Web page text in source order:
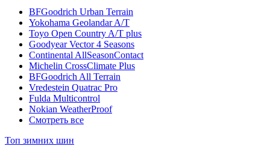
BFGoodrich Urban Terrain
Yokohama Geolandar A/T
Toyo Open Country A/T plus
Goodyear Vector 4 Seasons
Continental AllSeasonContact
Michelin CrossClimate Plus
BFGoodrich All Terrain
Vredestein Quatrac Pro
Fulda Multicontrol
Nokian WeatherProof
Смотреть все
Топ зимних шин